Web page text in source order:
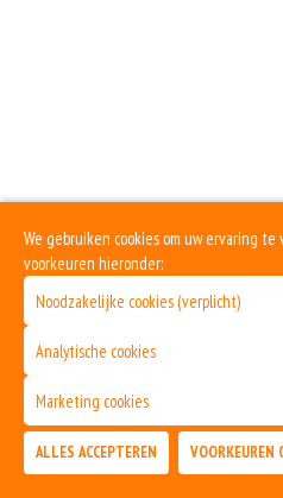
We gebruiken cookies om uw ervaring
voorkeuren hieronder:
Noodzakelijke cookies (verplicht)
Analytische cookies
Marketing cookies
ALLES ACCEPTEREN VOORKEUREN